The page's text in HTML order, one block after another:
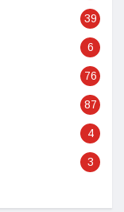
39
6
76
87
4
3